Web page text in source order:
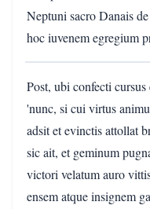
Neptuni sacro Danais
hoc iuvenem egregium
Post, ubi confecti cursus
'nunc, si cui virtus
adsit et evinctis attollat
sic ait, et geminum
victori velatum auro
ensem atque insignem